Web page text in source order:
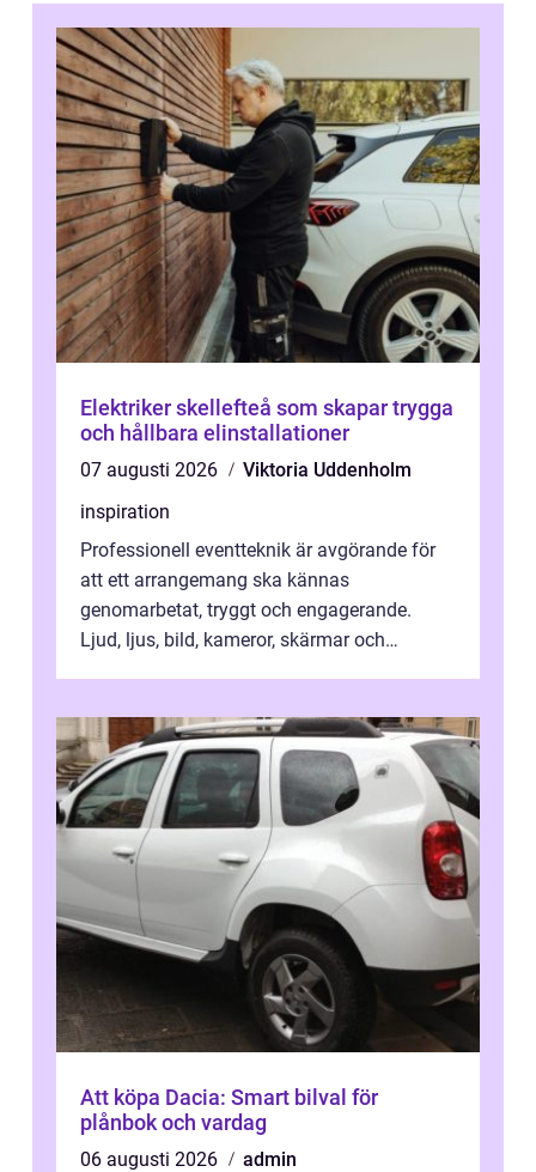
Elektriker skellefteå som skapar trygga
och hållbara elinstallationer
07 augusti 2026
Viktoria Uddenholm
inspiration
Professionell eventteknik är avgörande för
att ett arrangemang ska kännas
genomarbetat, tryggt och engagerande.
Ljud, ljus, bild, kameror, skärmar och
Att köpa Dacia: Smart bilval för
plånbok och vardag
06 augusti 2026
admin